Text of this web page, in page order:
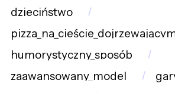
dzieciństwo
humorystyczny_sposób
zaawansowany_model